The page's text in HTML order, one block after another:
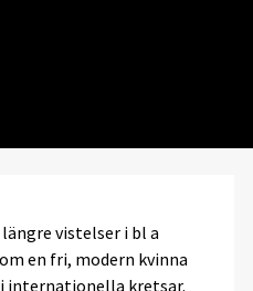
vistelser i bl a
en fri, modern kvinna
internationella kretsar.